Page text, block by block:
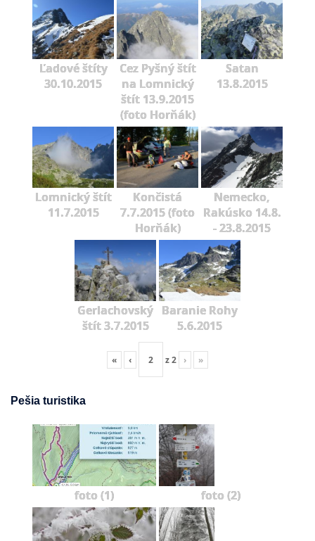
Ľadové štíty
30.10.2015
Cez Pyšný štít
na Lomnický
štít 13.9.2015
(foto Horňák)
Satan
13.8.2015
Lomnický štít
11.7.2015
Končistá
7.7.2015 (foto
Horňák)
Nemecko,
Rakúsko 14.8.
- 23.8.2015
Gerlachovský
štít 3.7.2015
Baranie Rohy
5.6.2015
« ‹ z2 › »
Pešia turistika
foto (1) foto (2)